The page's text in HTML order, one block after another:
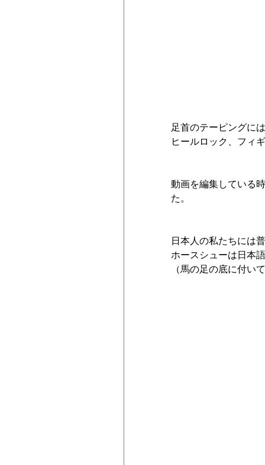
足首のテーピングに
ヒールロック、フィ
動画を編集している
た。
日本人の私たちには
ホースシューは日本
（馬の足の底に付い